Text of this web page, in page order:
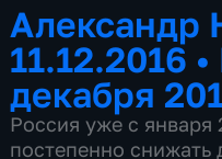
Александр
11.12.2016 •
декабря
Россия уже с января
постепенно снижать